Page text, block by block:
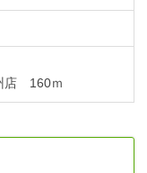
店 160ｍ